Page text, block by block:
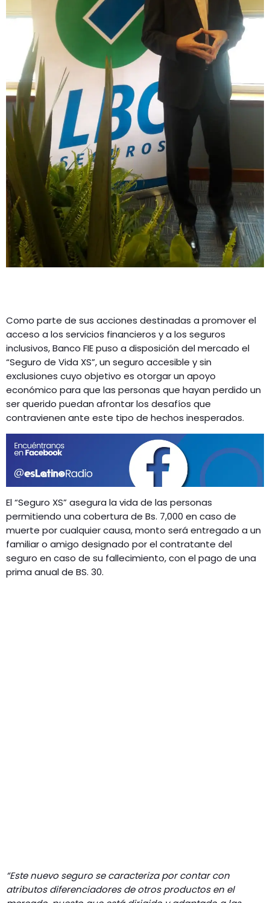
Como parte de sus acciones destinadas a promover el
acceso a los servicios financieros y a los seguros
inclusivos, Banco FIE puso a disposición del mercado el
“Seguro de Vida XS”, un seguro accesible y sin
exclusiones cuyo objetivo es otorgar un apoyo
económico para que las personas que hayan perdido un
ser querido puedan afrontar los desafíos que
contravienen ante este tipo de hechos inesperados.
El “Seguro XS” asegura la vida de las personas
permitiendo una cobertura de Bs. 7,000 en caso de
muerte por cualquier causa, monto será entregado a un
familiar o amigo designado por el contratante del
seguro en caso de su fallecimiento, con el pago de una
prima anual de BS. 30.
“Este nuevo seguro se caracteriza por contar con
atributos diferenciadores de otros productos en el